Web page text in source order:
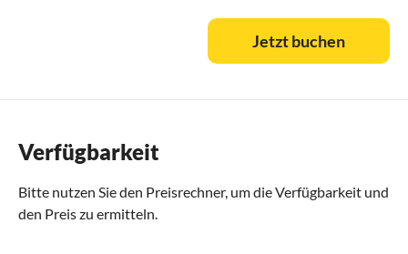
Jetzt buchen
Verfügbarkeit
Bitte nutzen Sie den Preisrechner, um die Verfügbarkeit und
den Preis zu ermitteln.